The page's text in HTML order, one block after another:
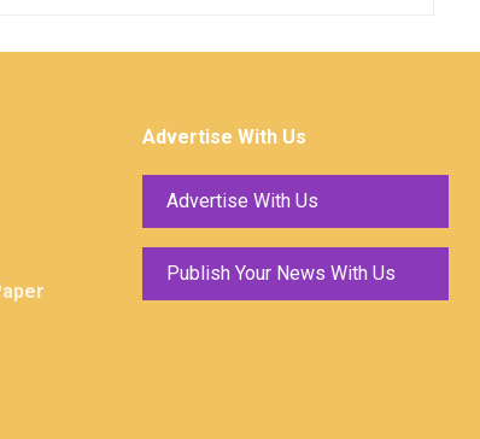
Advertise With Us
Advertise With Us
Publish Your News With Us